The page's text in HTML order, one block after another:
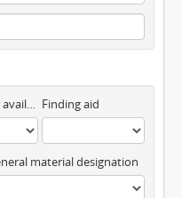
Digital object available Finding aid
material designation